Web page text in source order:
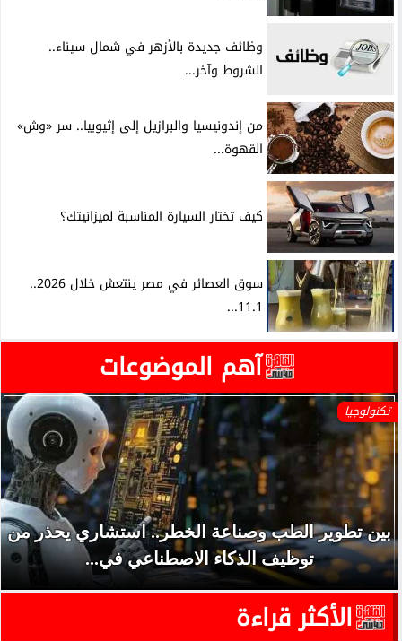
وظائف جديدة بالأزهر في شمال سيناء..
الشروط وآخر...
من إندونيسيا والبرازيل إلى إثيوبيا.. سر «وش»
القهوة...
كيف تختار السيارة المناسبة لميزانيتك؟
سوق العصائر في مصر ينتعش خلال 2026..
11.1...
آهم الموضوعات
تكنولوجيا
بين تطوير الطب وصناعة الخطر.. استشاري يحذر من
توظيف الذكاء الاصطناعي في...
الأكثر قراءة